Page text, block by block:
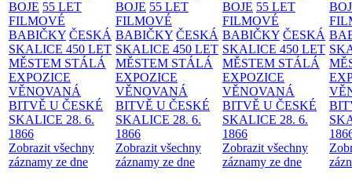
BOJE 55 LET
FILMOVÉ
BABIČKY ČESKÁ
SKALICE 450 LET
MĚSTEM STÁLÁ
EXPOZICE
VĚNOVANÁ
BITVĚ U ČESKÉ
SKALICE 28. 6.
1866
Zobrazit všechny
záznamy ze dne
BOJE 55 LET
FILMOVÉ
BABIČKY ČESKÁ
SKALICE 450 LET
MĚSTEM STÁLÁ
EXPOZICE
VĚNOVANÁ
BITVĚ U ČESKÉ
SKALICE 28. 6.
1866
Zobrazit všechny
záznamy ze dne
BOJE 55 LET
FILMOVÉ
BABIČKY ČESKÁ
SKALICE 450 LET
MĚSTEM STÁLÁ
EXPOZICE
VĚNOVANÁ
BITVĚ U ČESKÉ
SKALICE 28. 6.
1866
Zobrazit všechny
záznamy ze dne